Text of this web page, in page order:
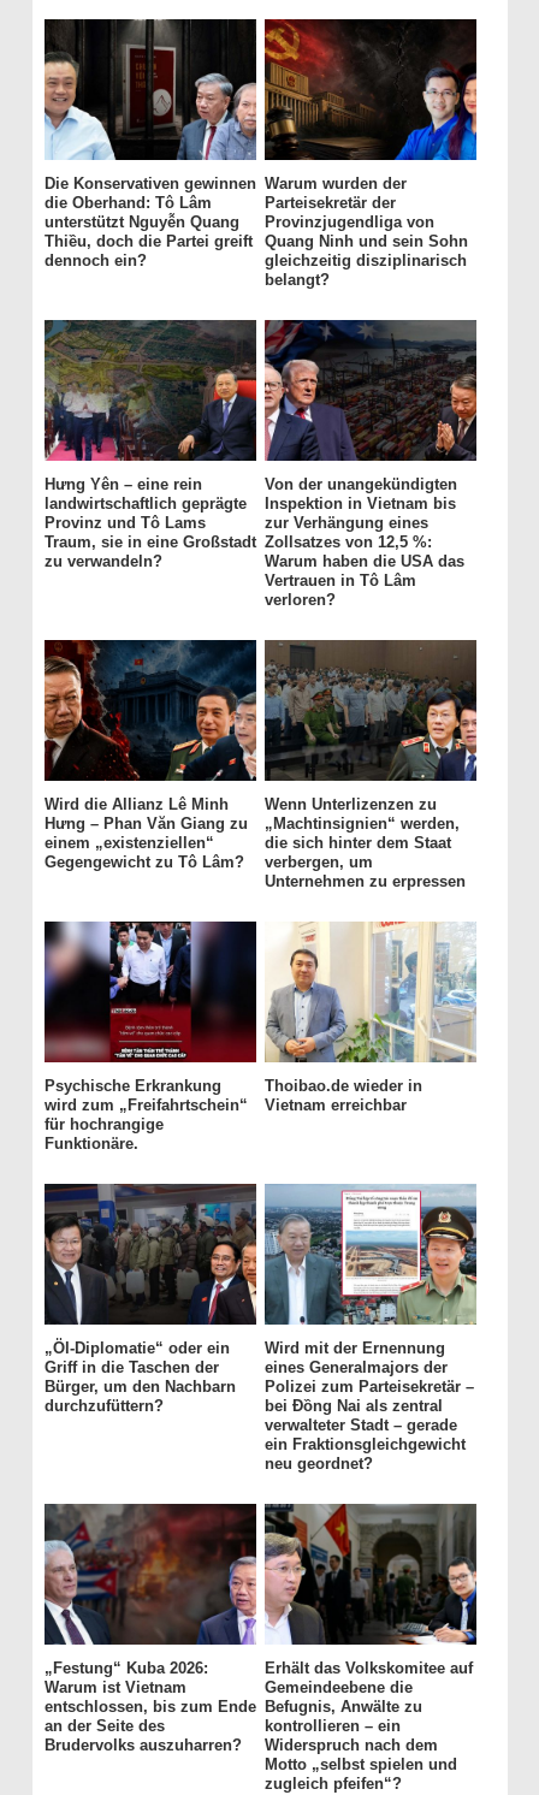
Die Konservativen gewinnen
die Oberhand: Tô Lâm
unterstützt Nguyễn Quang
Thiều, doch die Partei greift
dennoch ein?
Warum wurden der
Parteisekretär der
Provinzjugendliga von
Quang Ninh und sein Sohn
gleichzeitig disziplinarisch
belangt?
Hưng Yên – eine rein
landwirtschaftlich geprägte
Provinz und Tô Lams
Traum, sie in eine Großstadt
zu verwandeln?
Von der unangekündigten
Inspektion in Vietnam bis
zur Verhängung eines
Zollsatzes von 12,5 %:
Warum haben die USA das
Vertrauen in Tô Lâm
verloren?
Wird die Allianz Lê Minh
Hưng – Phan Văn Giang zu
einem „existenziellen“
Gegengewicht zu Tô Lâm?
Wenn Unterlizenzen zu
„Machtinsignien“ werden,
die sich hinter dem Staat
verbergen, um
Unternehmen zu erpressen
Psychische Erkrankung
wird zum „Freifahrtschein“
für hochrangige
Funktionäre.
Thoibao.de wieder in
Vietnam erreichbar
„Öl-Diplomatie“ oder ein
Griff in die Taschen der
Bürger, um den Nachbarn
durchzufüttern?
Wird mit der Ernennung
eines Generalmajors der
Polizei zum Parteisekretär –
bei Đồng Nai als zentral
verwalteter Stadt – gerade
ein Fraktionsgleichgewicht
neu geordnet?
„Festung“ Kuba 2026:
Warum ist Vietnam
entschlossen, bis zum Ende
an der Seite des
Brudervolks auszuharren?
Erhält das Volkskomitee auf
Gemeindeebene die
Befugnis, Anwälte zu
kontrollieren – ein
Widerspruch nach dem
Motto „selbst spielen und
zugleich pfeifen“?